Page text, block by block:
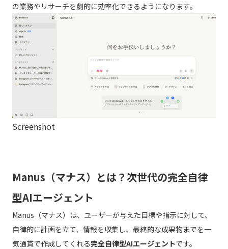
の業務やリサーチを劇的に効率化できるようになります。
Screenshot
Manus（マナス）とは？次世代の完全自律
型AIエージェント
Manus（マナス）は、ユーザーが与えた目標や指示に対して、
自律的に計画を立て、情報を収集し、最終的な成果物までを一
気通貫で作成してくれる完全自律型AIエージェントです。